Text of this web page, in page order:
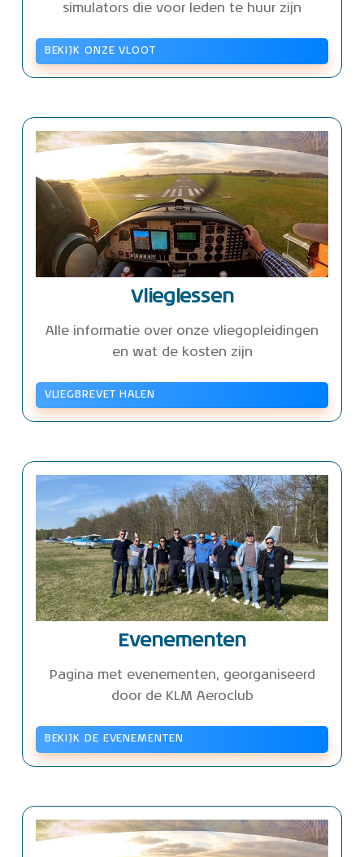
simulators die voor leden te huur zijn
BEKIJK ONZE VLOOT
Vlieglessen
Alle informatie over onze vliegopleidingen
en wat de kosten zijn
VLIEGBREVET HALEN
Evenementen
Pagina met evenementen, georganiseerd
door de KLM Aeroclub
BEKIJK DE EVENEMENTEN